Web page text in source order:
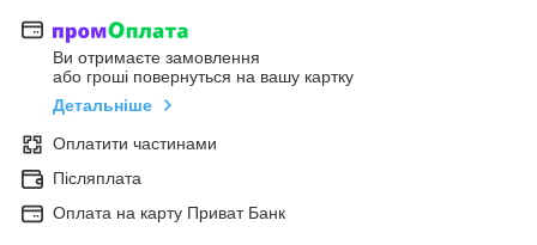
Ви отримаєте замовлення
або гроші повернуться на вашу картку
Детальніше
Оплатити частинами
Післяплата
Оплата на карту Приват Банк